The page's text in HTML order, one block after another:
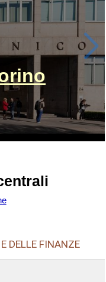
DELLE FINANZE